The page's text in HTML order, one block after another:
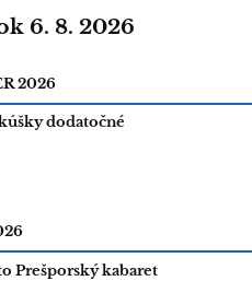
6. 8. 2026
2026
dodatočné
Prešporský kabaret